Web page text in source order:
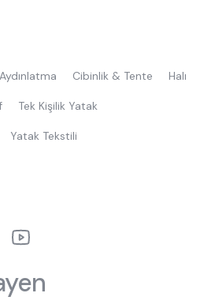
Aydınlatma Cibinlik & Tente Halı
Tek Kişilik Yatak
Yatak Tekstili